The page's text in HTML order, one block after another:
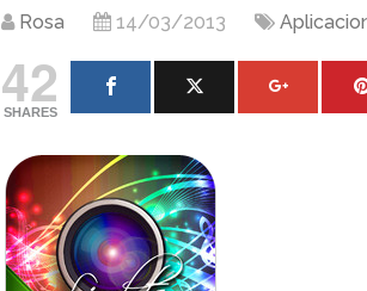
Rosa 14/03/2013
42
SHARES